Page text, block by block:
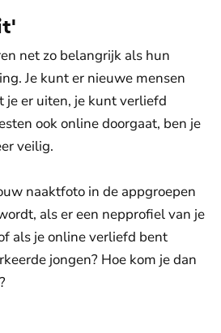
net zo belangrijk als hun
Je kunt er nieuwe mensen
je er uiten, je kunt verliefd
ook online doorgaat, ben je
veilig.
naaktfoto in de appgroepen
als er een nepprofiel van je
als je online verliefd bent
jongen? Hoe kom je dan